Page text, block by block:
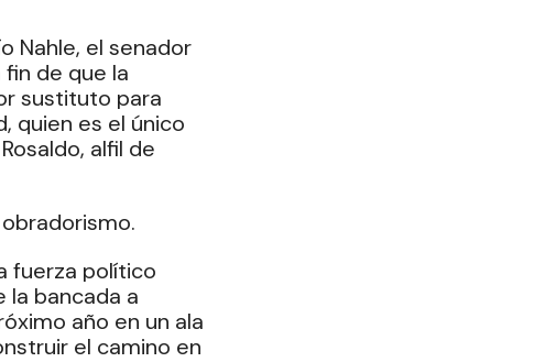
Nahle, el senador
de que la
sustituto para
quien es el único
alfil de
fuerza político
la bancada a
año en un ala
el camino en